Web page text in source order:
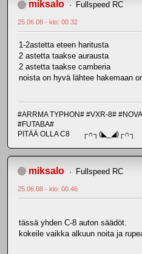
miksalo Fullspeed RC
25.06.08 - klo: 00.32
1-2astetta eteen haritusta
2 astetta taakse aurausta
2 astetta taakse camberia
noista on hyvä lähtee hakemaan
#ARRMA TYPHON# #VXR-8#
#FUTABA#
PITÄÄ OLLA C8 ┌∩┐(◣_◢)┌∩┐
miksalo Fullspeed RC
25.06.08 - klo: 00.46
tässä yhden C-8 auton säädöt.
kokeile vaikka alkuun noita ja